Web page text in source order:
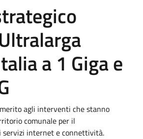
a 1 Giga e
agli interventi che stanno
comunale per il
servizi internet e connettività.